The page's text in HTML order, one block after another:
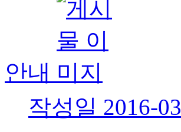
안내
작성일 2016-